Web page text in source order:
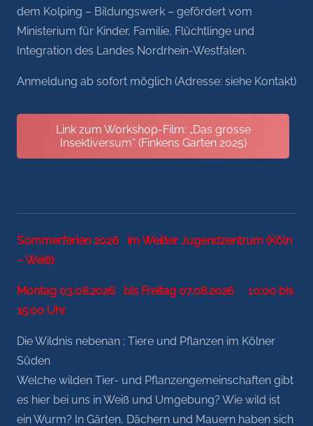
dem Kolping – Bildungswerk – gefördert vom
Ministerium für Kinder, Familie, Flüchtlinge und
Integration des Landes Nordrhein-Westfalen.
Anmeldung ab sofort möglich (Adresse: siehe Kontakt)
Link zum Workshop-Film: „Das grosse
Insektiversum“ (Finkens Garten 2025)
Sommerferien 2026 im Weißer Jugendzentrum (Köln
– Weiß)
Montag 03.08.2026 bis Freitag 07.08.2026 10:00 bis
15:00 Uhr
Die Wildnis nebenan : Tiere und Pflanzen im Kölner
Süden
Welche wilden Tier- und Pflanzengemeinschaften gibt
es hier bei uns in Weiß und Umgebung? Wie wild ist
ein Wurm? In Gärten, Dächern und Mauern haben sich